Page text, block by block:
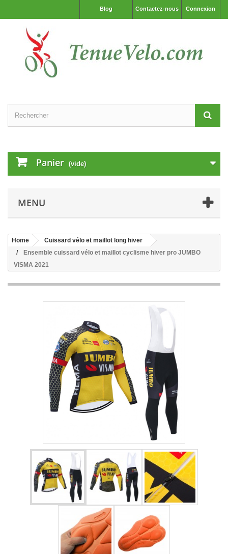
Connexion
Contactez-nous
Blog
Panier (vide)
MENU
Home
Cuissard vélo et maillot long hiver
Ensemble cuissard vélo et maillot cyclisme hiver pro JUMBO
VISMA 2021